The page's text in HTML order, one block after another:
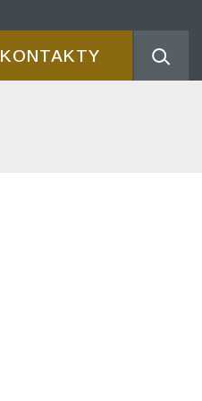
KONTAKTY